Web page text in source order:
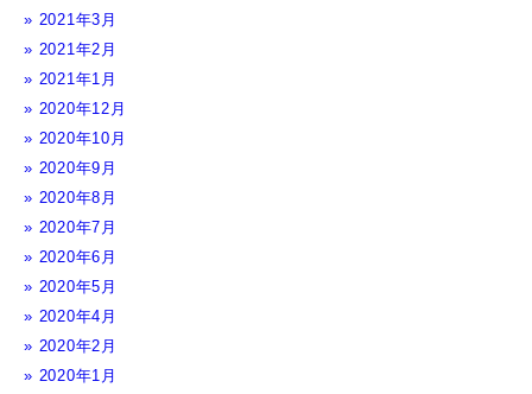
2021年3月
2021年2月
2021年1月
2020年12月
2020年10月
2020年9月
2020年8月
2020年7月
2020年6月
2020年5月
2020年4月
2020年2月
2020年1月